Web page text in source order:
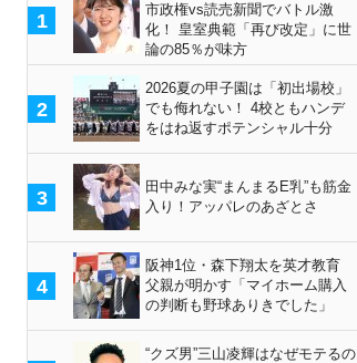
1
市政権vs読売新聞でバトル激
化！ 皇室典範「再び改定」に世
論の85％が味方
2
2026夏の甲子園は「初出場校」
でも侮れない！ 4校ともハンデ
をはね返すポテンシャル十分
3
田中みな実“まんまるE乳”も筋金
入り！アッパレのあざとさ
4
阪神1位・森下翔太を英才教育
父親が明かす「マイホーム購入
の判断も野球ありきでした」
“クズ男”三山凌輝はなぜモテるの